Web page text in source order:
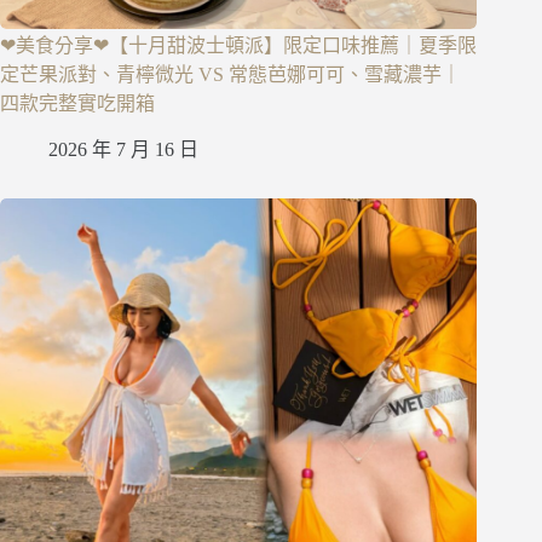
❤美食分享❤【十月甜波士頓派】限定口味推薦｜夏季限
定芒果派對、青檸微光 VS 常態芭娜可可、雪藏濃芋｜
四款完整實吃開箱
2026 年 7 月 16 日